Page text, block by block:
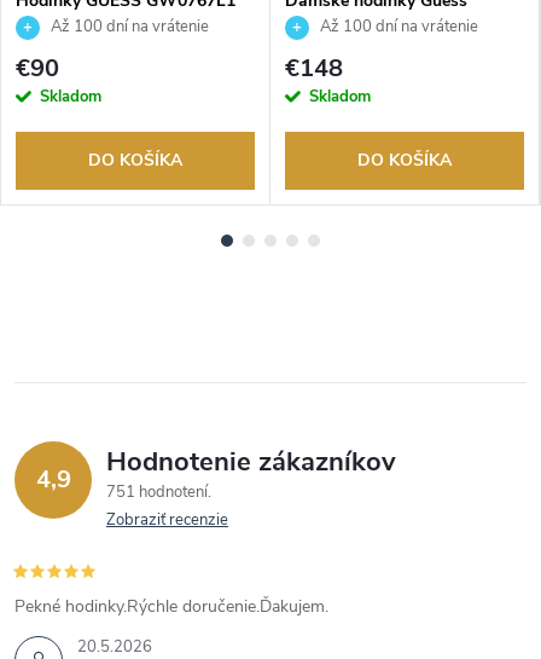
Až 100 dní na vrátenie
tovaru. Autorizovaný predajca.
€90
Skladom
DO KOŠÍKA
GW0616L2
Až 100 dní na vrátenie
tovaru. Autorizovaný predajca.
€148
Skladom
DO KOŠÍKA
4,9 Hodnotenie zákazníkov
751 hodnotení
Zobraziť recenzie
20.5.2026
Pekné hodinky.Rýchle doručenie.Ďakujem.